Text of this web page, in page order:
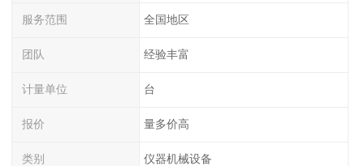
服务范围 全国地区
团队 经验丰富
计量单位 台
报价 量多价高
类别 仪器机械设备